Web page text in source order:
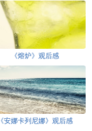
《熔炉》观后感
《安娜卡列尼娜》观后感